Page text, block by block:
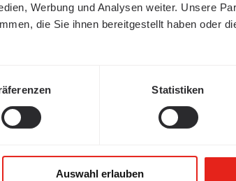
Werbung und Analysen weiter. Unsere
die Sie ihnen bereitgestellt haben oder
Statistiken
Auswahl erlauben